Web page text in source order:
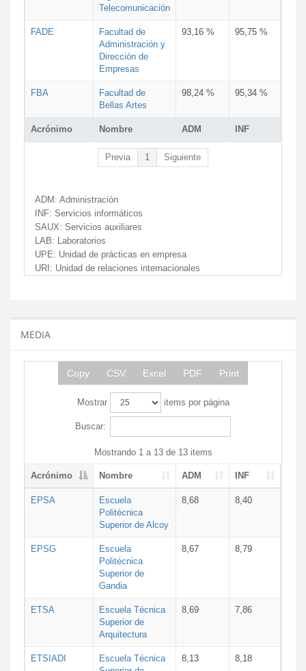
Acrónimo Nombre ADM INF
Telecomunicación
FADE
Facultad de
Administración y
Dirección de
Empresas
93,16 % 95,75 %
FBA
Facultad de
Bellas Artes
98,24 % 95,34 %
Previa 1 Siguiente
ADM: Administración
INF: Servicios informáticos
SAUX: Servicios auxiliares
LAB: Laboratorios
UPE: Unidad de prácticas en empresa
URI: Unidad de relaciones internacionales
MEDIA
Copy CSV Excel PDF Print
Mostrar items por página
Buscar:
Mostrando 1 a 13 de 13 items
Acrónimo Nombre ADM INF
EPSA
Escuela
Politécnica
Superior de Alcoy
8,68 8,40
EPSG
Escuela
Politécnica
Superior de
Gandia
8,67 8,79
ETSA
Escuela Técnica
Superior de
Arquitectura
8,69 7,86
ETSIADI
Escuela Técnica
8,13 8,18